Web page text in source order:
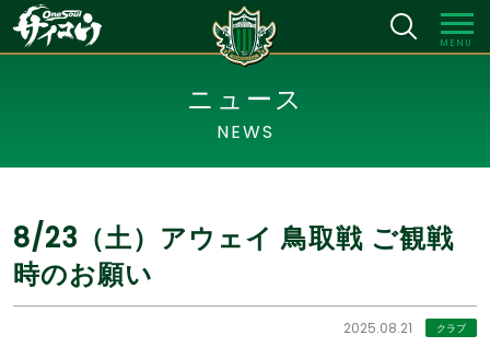
MENU
ニュース
NEWS
8/23（土）アウェイ 鳥取戦 ご観戦
時のお願い
2025.08.21 クラブ